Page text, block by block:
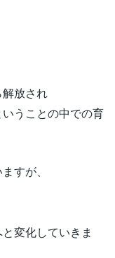
放され
うことの中での育
すが、
変化していきま